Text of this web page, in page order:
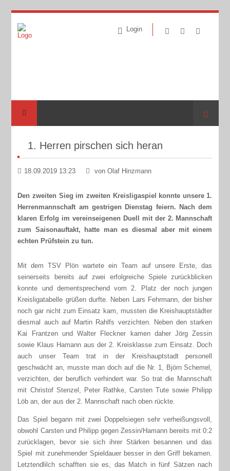
Login
Suche
1. Herren pirschen sich heran
18.09.2019 13:23 von Olaf Hinzmann
Den zweiten Sieg im zweiten Kreisligaspiel konnte unsere 1.
Herrenmannschaft am gestrigen Dienstag feiern. Nach dem
klaren Erfolg im vereinseigenen Duell mit der 2. Mannschaft
zum Saisonauftakt, hatte man es diesmal aber mit einem
echten Prüfstein zu tun.
Mit dem TSV Plön wartete ein Team auf unsere Erste, das
seinerseits bereits auf zwei erfolgreiche Spiele zurückblicken
konnte und dementsprechend vom 2. Platz der noch jungen
Kreisligatabelle grüßen durfte. Neben Lars Fehrmann, der bisher
noch gar nicht zum Einsatz kam, mussten die Kreishauptstädter
diesmal auch auf Martin Rahlfs verzichten. Neben den starken
Kai Frantzen und Walter Fleckner kamen daher Jörg Zessin
sowie Klaus Hamann aus der 2. Kreisklasse zum Einsatz. Doch
auch unser Team trat in der Kreishauptstadt personell
geschwächt an, musste man doch auf die Nr. 1, Björn Schemel,
verzichten, der beruflich verhindert war. So trat die Mannschaft
mit Christof Stenzel, Peter Rathke, Carsten Tute sowie Philipp
Löb an, der aus der 2. Mannschaft nach oben rückte.
Das Spiel begann mit zwei Doppelsiegen sehr verheißungsvoll,
obwohl Carsten und Philipp gegen Zessin/Hamann bereits mit 0:2
zurücklagen, bevor sie sich ihrer Stärken besannen und das
Spiel mit zunehmender Spieldauer besser in den Griff bekamen.
Letztendlilch schafften sie es, das Match in fünf Sätzen nach